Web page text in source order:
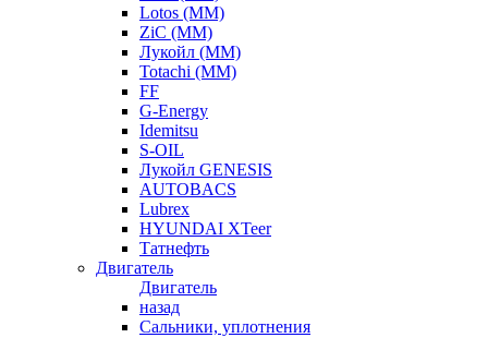
Lotos (ММ)
ZiC (ММ)
Лукойл (ММ)
Totachi (MM)
FF
G-Energy
Idemitsu
S-OIL
Лукойл GENESIS
AUTOBACS
Lubrex
HYUNDAI XTeer
Татнефть
Двигатель
Двигатель
назад
Сальники, уплотнения